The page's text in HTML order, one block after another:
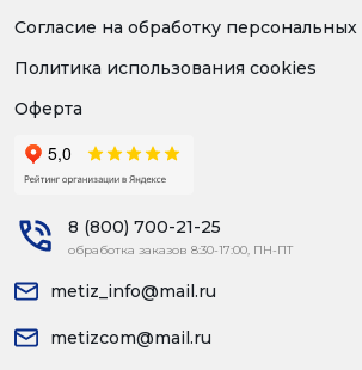
Согласие на обработку
Политика использования cookies
Оферта
8 (800) 700-21-25
обработка заказов 8:30-17:00, ПН-ПТ
metiz_info@mail.ru
metizcom@mail.ru